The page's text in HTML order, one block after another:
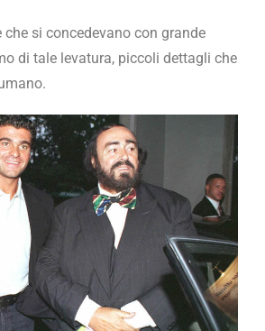
che si concedevano con grande
di tale levatura, piccoli dettagli che